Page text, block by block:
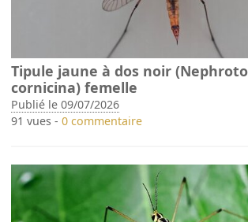
Tipule jaune à dos noir
cornicina) femelle
Publié le 09/07/2026
91 vues -0 commentaire